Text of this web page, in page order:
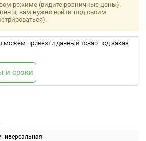
режиме (видите розничные цены).
вам нужно войти под своим
привезти данный товар под заказ.
и сроки